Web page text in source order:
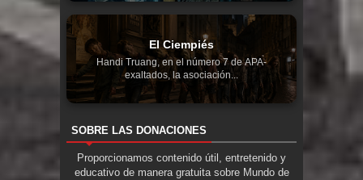
El Ciempiés
Handi Truang, en el número 7 de APA-
exaltados, la asociación...
SOBRE LAS DONACIONES
Proporcionamos contenido útil, entretenido y
educativo de manera gratuita sobre Mundo de